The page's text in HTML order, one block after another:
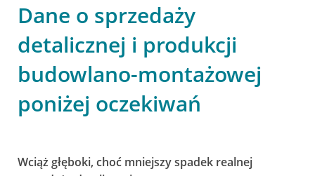
Dane o sprzedaży
detalicznej i produkcji
budowlano-montażowej
poniżej oczekiwań
Wciąż głęboki, choć mniejszy spadek realnej